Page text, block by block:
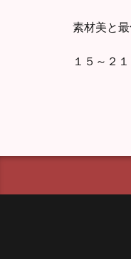
素材美と
１５～２１